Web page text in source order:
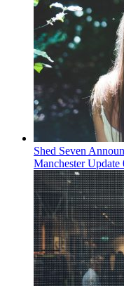
Shed Seven
Manchester Update